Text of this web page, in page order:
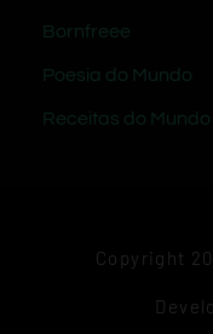
Bornfreee
Poesia do Mundo
Receitas do Mundo
Copyright